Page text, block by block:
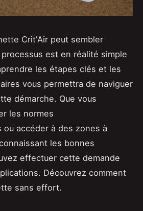
Crit'Air peut sembler
est en réalité simple
les étapes clés et les
vous permettra de naviguer
démarche. Que vous
les normes
accéder à des zones à
les bonnes
effectuer cette demande
Découvrez comment
sans effort.